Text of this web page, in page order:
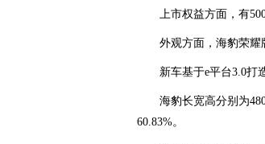
上市权益方面，有
外观方面，海豹荣耀
新车基于e平台3.0打
海豹长宽高分别为
60.83%。